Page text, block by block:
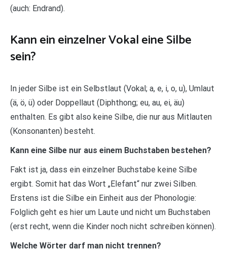
(auch: Endrand).
Kann ein einzelner Vokal eine Silbe
sein?
In jeder Silbe ist ein Selbstlaut (Vokal; a, e, i, o, u), Umlaut
(ä, ö, ü) oder Doppellaut (Diphthong; eu, au, ei, äu)
enthalten. Es gibt also keine Silbe, die nur aus Mitlauten
(Konsonanten) besteht.
Kann eine Silbe nur aus einem Buchstaben bestehen?
Fakt ist ja, dass ein einzelner Buchstabe keine Silbe
ergibt. Somit hat das Wort „Elefant“ nur zwei Silben.
Erstens ist die Silbe ein Einheit aus der Phonologie:
Folglich geht es hier um Laute und nicht um Buchstaben
(erst recht, wenn die Kinder noch nicht schreiben können).
Welche Wörter darf man nicht trennen?